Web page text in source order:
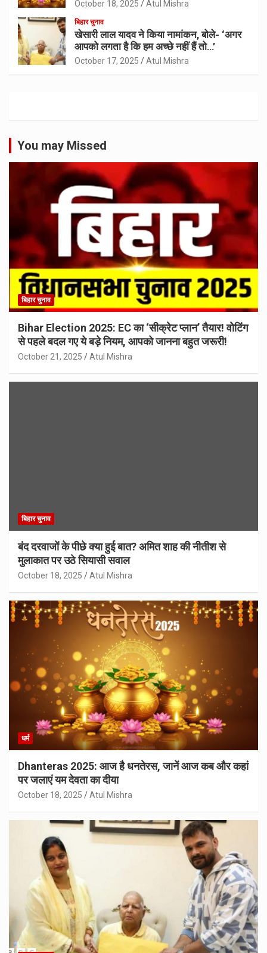
October 18, 2025 Atul Mishra
बिहार चुनाव
खेसारी लाल यादव ने किया नामांकन, बोले- ‘अगर
आपको लगता है कि हम अच्छे नहीं हैं तो…’
October 17, 2025 Atul Mishra
You may Missed
बिहार चुनाव
Bihar Election 2025: EC का ‘सीक्रेट प्लान’ तैयार! वोटिंग
से पहले बदल गए ये बड़े नियम, आपको जानना बहुत जरूरी!
October 21, 2025 Atul Mishra
बिहार चुनाव
बंद दरवाजों के पीछे क्या हुई बात? अमित शाह की नीतीश से
मुलाकात पर उठे सियासी सवाल
October 18, 2025 Atul Mishra
धर्म
Dhanteras 2025: आज है धनतेरस, जानें आज कब और कहां
पर जलाएं यम देवता का दीया
October 18, 2025 Atul Mishra